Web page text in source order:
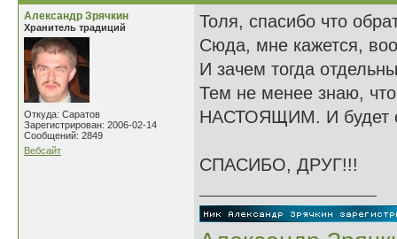
Александр Зрячкин
Хранитель традиций
Откуда: Саратов
Зарегистрирован: 2006-02-14
Сообщений: 2849
Вебсайт
Толя, спасибо что
Сюда, мне кажется,
И зачем тогда
Тем не менее знаю,
НАСТОЯЩИМ. И будет
СПАСИБО, ДРУГ!!!